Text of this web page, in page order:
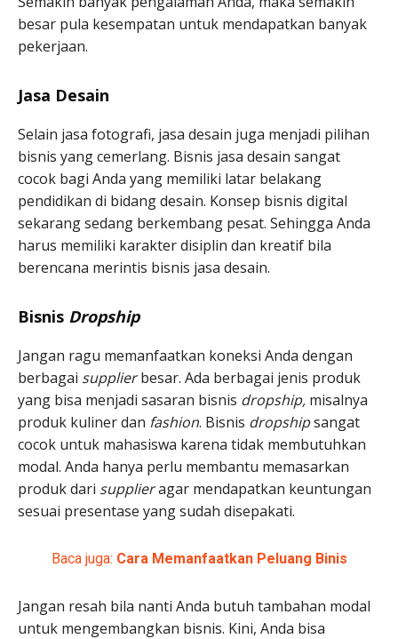
besar pula kesempatan untuk mendapatkan banyak
pekerjaan.
Jasa Desain
Selain jasa fotografi, jasa desain juga menjadi pilihan
bisnis yang cemerlang. Bisnis jasa desain sangat
cocok bagi Anda yang memiliki latar belakang
pendidikan di bidang desain. Konsep bisnis digital
sekarang sedang berkembang pesat. Sehingga Anda
harus memiliki karakter disiplin dan kreatif bila
berencana merintis bisnis jasa desain.
Bisnis Dropship
Jangan ragu memanfaatkan koneksi Anda dengan
berbagai supplierbesar. Ada berbagai jenis produk
yang bisa menjadi sasaran bisnis dropship, misalnya
produk kuliner dan fashion. Bisnis dropshipsangat
cocok untuk mahasiswa karena tidak membutuhkan
modal. Anda hanya perlu membantu memasarkan
produk dari supplieragar mendapatkan keuntungan
sesuai presentase yang sudah disepakati.
Baca juga: Cara Memanfaatkan Peluang Binis
Jangan resah bila nanti Anda butuh tambahan modal
untuk mengembangkan bisnis. Kini, Anda bisa